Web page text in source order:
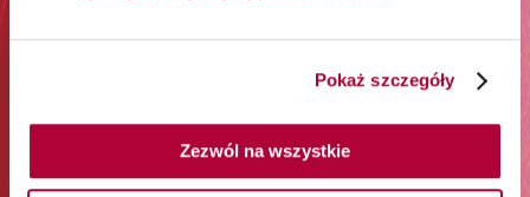
Pokaż szczegóły
Zezwól na wszystkie
otrzymywanie newslettera i przetwarzanie w tym celu Twoich danych
osobowych przez Orbico Sp. z o.o. (administratora danych). Udzielone
przez siebie zgody możesz w dowolnym momencie wycofać. Więcej
informacji na temat sposobu przetwarzania Twoich danych osobowych